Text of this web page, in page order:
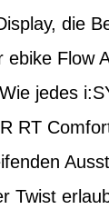
die
ebike Flow
jedes
RT
Twist